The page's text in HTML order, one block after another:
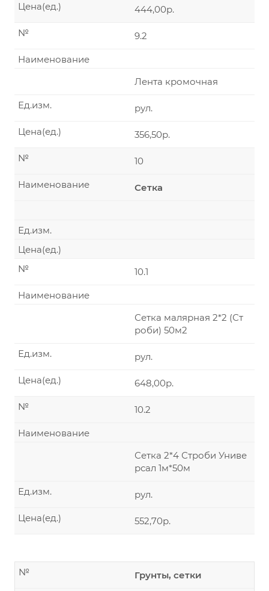
444,00р.
Цена(ед.)
9.2
№
Наименование
Лента кромочная
рул.
Ед.изм.
356,50р.
Цена(ед.)
10
№
Сетка
Наименование
Ед.изм.
Цена(ед.)
10.1
№
Наименование
Сетка малярная 2*2 (Ст
роби) 50м2
рул.
Ед.изм.
648,00р.
Цена(ед.)
10.2
№
Наименование
Сетка 2*4 Строби Униве
рсал 1м*50м
рул.
Ед.изм.
552,70р.
Цена(ед.)
Грунты, сетки
№